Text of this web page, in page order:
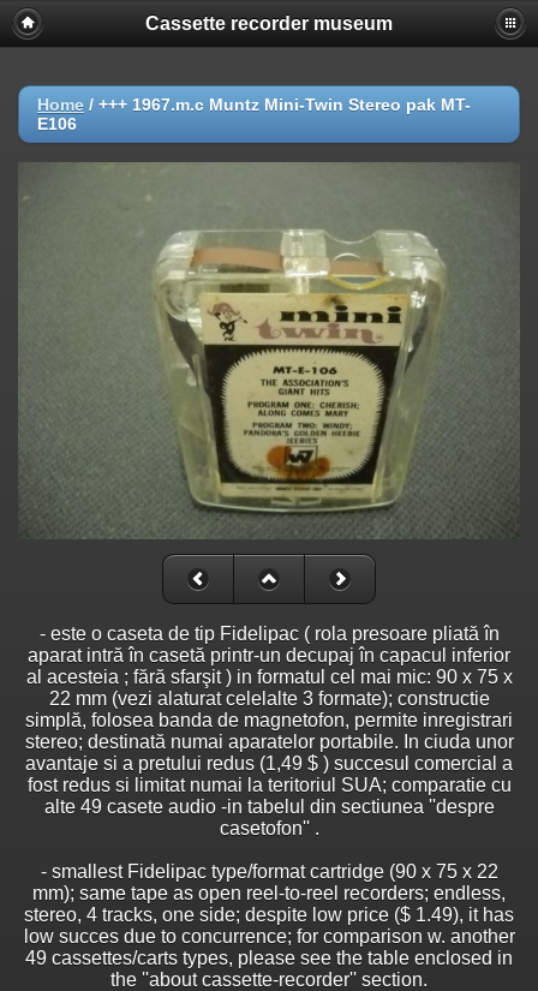
Cassette recorder museum
Home / +++ 1967.m.c Muntz Mini-Twin Stereo pak MT-
E106
- este o caseta de tip Fidelipac ( rola presoare pliată în
aparat intră în casetă printr-un decupaj în capacul inferior
al acesteia ; fără sfarşit ) in formatul cel mai mic: 90 x 75 x
22 mm (vezi alaturat celelalte 3 formate); constructie
simplă, folosea banda de magnetofon, permite inregistrari
stereo; destinată numai aparatelor portabile. In ciuda unor
avantaje si a pretului redus (1,49 $ ) succesul comercial a
fost redus si limitat numai la teritoriul SUA; comparatie cu
alte 49 casete audio -in tabelul din sectiunea ''despre
casetofon'' .
- smallest Fidelipac type/format cartridge (90 x 75 x 22
mm); same tape as open reel-to-reel recorders; endless,
stereo, 4 tracks, one side; despite low price ($ 1.49), it has
low succes due to concurrence; for comparison w. another
49 cassettes/carts types, please see the table enclosed in
the ''about cassette-recorder'' section.